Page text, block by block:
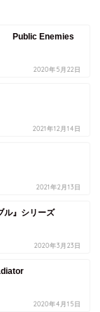
』 Public Enemies
2020年5月22日
2021年12月14日
2021年2月13日
ル』シリーズ
2020年3月23日
2020年4月15日